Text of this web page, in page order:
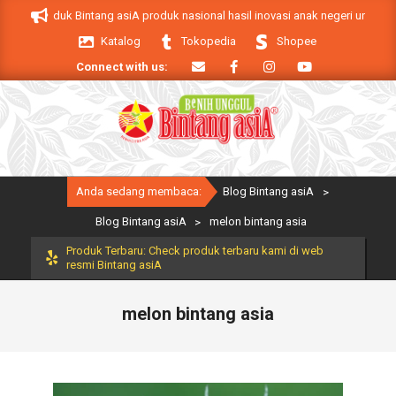
Produk Bintang asiA produk nasional hasil inovasi anak negeri untuk
Katalog
Tokopedia
Shopee
Connect with us:
Primary
Anda sedang membaca: Blog Bintang asiA >
Blog Bintang asiA > melon bintang asia
Produk Terbaru: Check produk terbaru kami di web
resmi Bintang asiA
melon bintang asia